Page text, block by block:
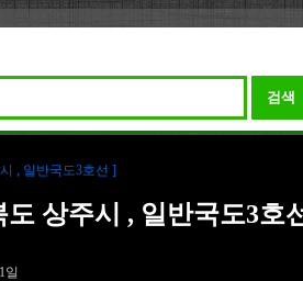
검색
, 일반국도3호선 ]
상주시 , 일반국도3호
일